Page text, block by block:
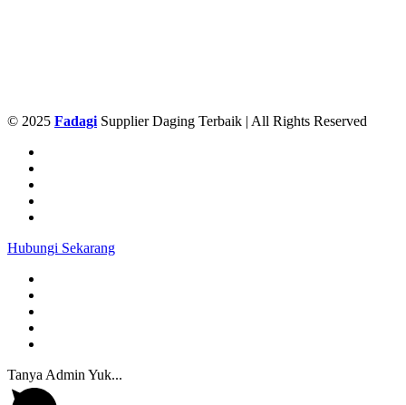
© 2025 FadagiSupplier Daging Terbaik | All Rights Reserved
Hubungi Sekarang
Tanya Admin Yuk...